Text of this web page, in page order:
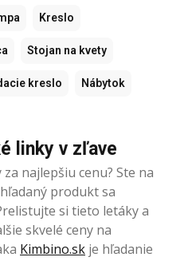
Kreslo
Stojan na kvety
kreslo Nábytok
linky v zľave
najlepšiu cenu? Ste na
produkt sa
si tieto letáky a
skvelé ceny na
Kimbino.sk je hľadanie